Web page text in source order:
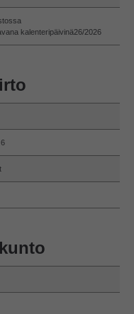
kalenteripäivinä26/2026